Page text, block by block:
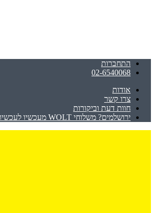
התחברות
02-6540068
אודות
צרו קשר
חוות דעת וביקורות
ירושלמים? משלוחי WOLT מעכשיו לעכשיו!